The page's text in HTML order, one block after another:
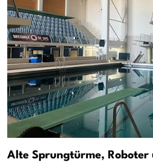
Alte Sprungtürme,